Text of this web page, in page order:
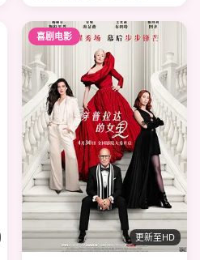
喜剧电影
更新至HD